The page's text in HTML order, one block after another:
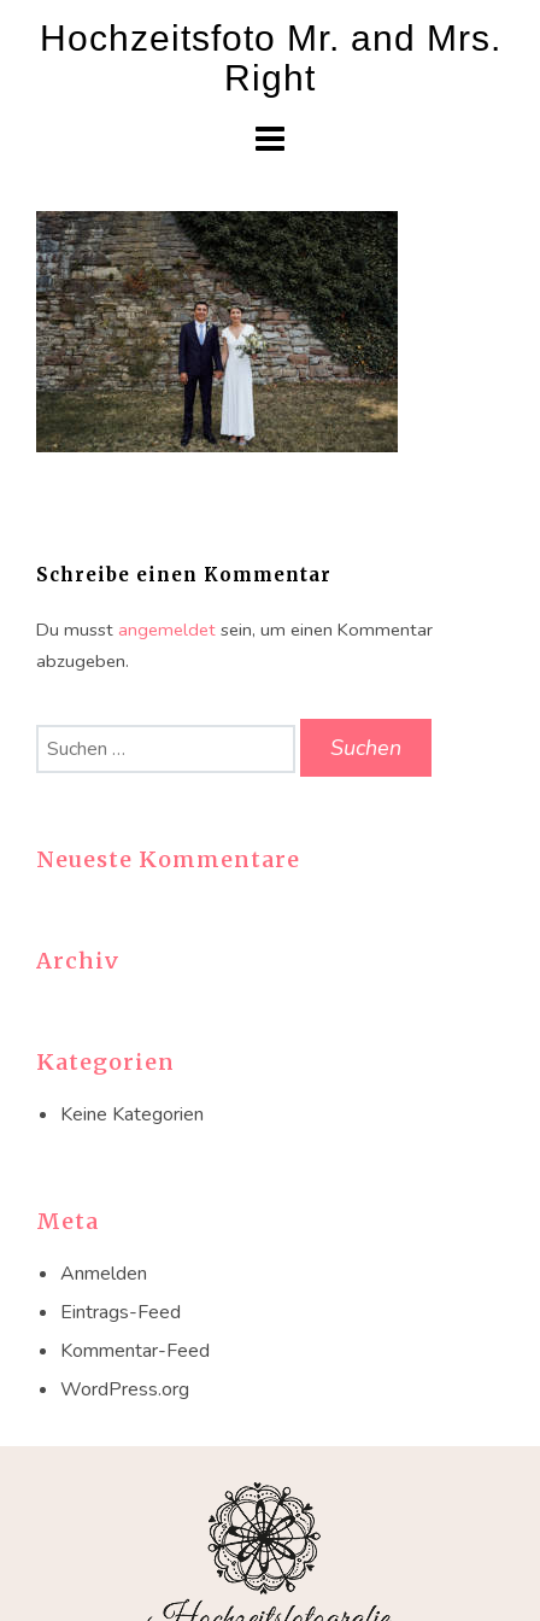
Hochzeitsfoto Mr. and Mrs.
Right
Schreibe einen Kommentar
Du musst angemeldet sein, um einen Kommentar
abzugeben.
Suchen
nach:
Neueste Kommentare
Archiv
Kategorien
Keine Kategorien
Meta
Anmelden
Eintrags-Feed
Kommentar-Feed
WordPress.org